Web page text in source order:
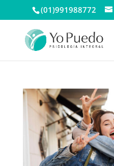
(01)991988772